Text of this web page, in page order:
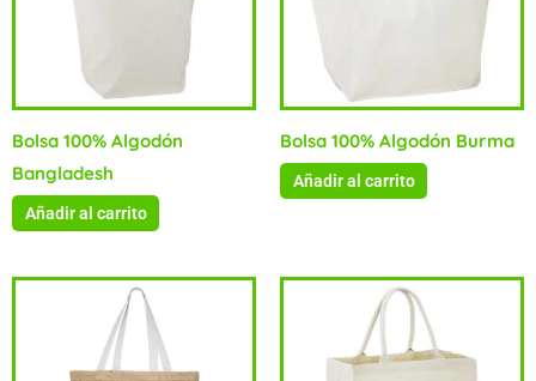
Bolsa 100% Algodón
Bangladesh
Añadir al carrito
Bolsa 100% Algodón Burma
Añadir al carrito